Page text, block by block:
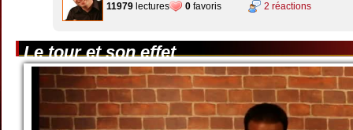
11979 lectures 0 favoris 2 réactions
Le tour et son effet